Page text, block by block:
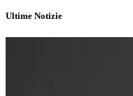
Ultime Notizie